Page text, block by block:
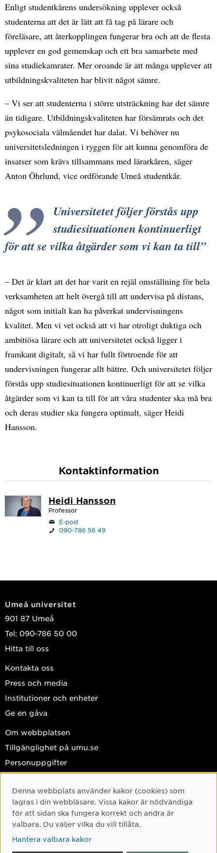
Enligt studentkårens undersökning upplever också
studenterna att det är lätt att få tag på lärare och
föreläsare, att återkopplingen fungerar bra och att de flesta
upplever en god gemenskap och ett bra samarbete med
sina studiekamrater. Mer oroande är att många upplever att
utbildningskvaliteten har blivit något sämre.
– Vi ser att studenterna i större utsträckning har det sämre
än tidigare. Utbildningskvaliteten har försämrats och det
psykosociala välmåendet har dalat. Vi behöver nu
universitetsledningen i ryggen för att kunna genomföra de
insatser som krävs tillsammans med lärarkåren, säger
Anton Öhrlund, vice ordförande Umeå studentkår.
Universitetet följer förstås upp
studiesituationen kontinuerligt
för att se vilka åtgärder som vi kan ta till
– Det är klart att det har varit en rejäl omställning för hela
verksamheten att helt övergå till att undervisa på distans,
något som initialt kan ha påverkat undervisningens
kvalitet. Men vi vet också att vi har otroligt duktiga och
ambitiösa lärare och att universitetet också ligger i
framkant digitalt, så vi har fullt förtroende för att
undervisningen fungerar allt bättre. Och universitetet följer
förstås upp studiesituationen kontinuerligt för att se vilka
åtgärder som vi kan ta till för att våra studenter ska må bra
och deras studier ska fungera optimalt, säger Heidi
Hansson.
Kontaktinformation
Heidi Hansson
Professor
E-post
090-786 56 49
Umeå universitet
901 87 Umeå
Tel: 090-786 50 00
Hitta till oss
Kontakta oss
Press och media
Institutioner och enheter
Ge en gåva
Om webbplatsen
Tillgänglighet på umu.se
Personuppgifter
Facebook
Instagram
TikTok
Youtube
Cookie-samtycke
Denna webbplats använder kakor (cookies) som
lagras i din webbläsare. Vissa kakor är nödvändiga
för att sidan ska fungera korrekt och andra är
valbara. Du väljer vilka du vill tillåta.
Hantera valbara kakor